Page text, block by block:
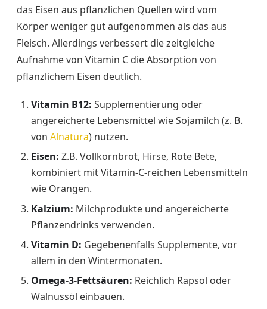
das Eisen aus pflanzlichen Quellen wird vom
Körper weniger gut aufgenommen als das aus
Fleisch. Allerdings verbessert die zeitgleiche
Aufnahme von Vitamin C die Absorption von
pflanzlichem Eisen deutlich.
Vitamin B12: Supplementierung oder
angereicherte Lebensmittel wie Sojamilch (z. B.
von Alnatura) nutzen.
Eisen: Z.B. Vollkornbrot, Hirse, Rote Bete,
kombiniert mit Vitamin-C-reichen Lebensmitteln
wie Orangen.
Kalzium: Milchprodukte und angereicherte
Pflanzendrinks verwenden.
Vitamin D: Gegebenenfalls Supplemente, vor
allem in den Wintermonaten.
Omega-3-Fettsäuren: Reichlich Rapsöl oder
Walnussöl einbauen.